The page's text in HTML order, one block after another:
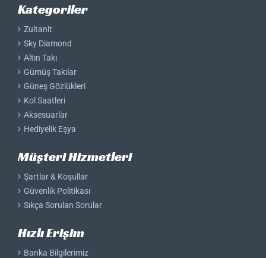
Kategoriler
Zultanit
Sky Diamond
Altın Takı
Gümüş Takılar
Güneş Gözlükleri
Kol Saatleri
Aksesuarlar
Hediyelik Eşya
Müşteri Hizmetleri
Şartlar & Koşullar
Güvenlik Politikası
Sıkça Sorulan Sorular
Hızlı Erişim
Banka Bilgilerimiz